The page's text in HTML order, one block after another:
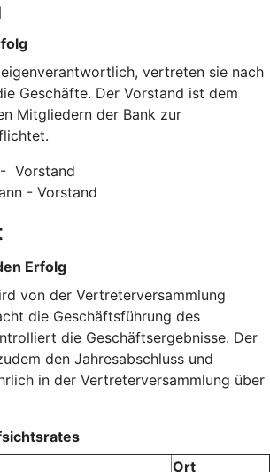
vertreten sie nach
Geschäfte. Der Vorstand ist dem
Mitgliedern der Bank zur
Vorstand
- Vorstand
Erfolg
von der Vertreterversammlung
die Geschäftsführung des
die Geschäftsergebnisse. Der
den Jahresabschluss und
in der Vertreterversammlung über
Ort